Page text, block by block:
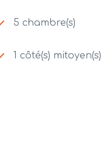
5 chambre(s)
1 côté(s) mitoyen(s)